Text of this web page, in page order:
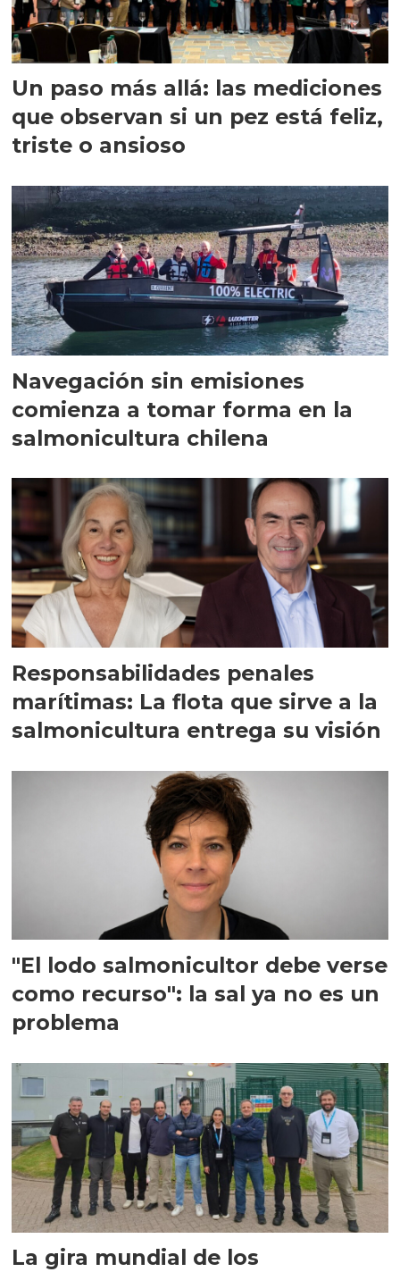
Un paso más allá: las mediciones
que observan si un pez está feliz,
triste o ansioso
Navegación sin emisiones
comienza a tomar forma en la
salmonicultura chilena
Responsabilidades penales
marítimas: La flota que sirve a la
salmonicultura entrega su visión
"El lodo salmonicultor debe verse
como recurso": la sal ya no es un
problema
La gira mundial de los